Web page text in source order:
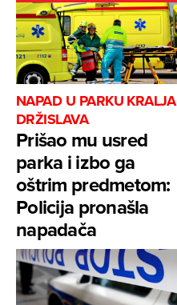
NAPAD U PARKU KRALJA
DRŽISLAVA
Prišao mu usred
parka i izbo ga
oštrim predmetom:
Policija pronašla
napadača